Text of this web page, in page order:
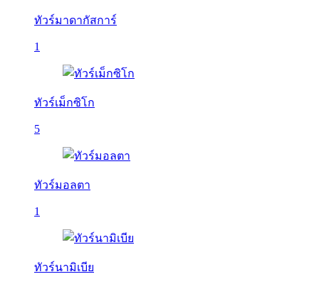
ทัวร์มาดากัสการ์
1
ทัวร์เม็กซิโก
5
ทัวร์มอลตา
1
ทัวร์นามิเบีย